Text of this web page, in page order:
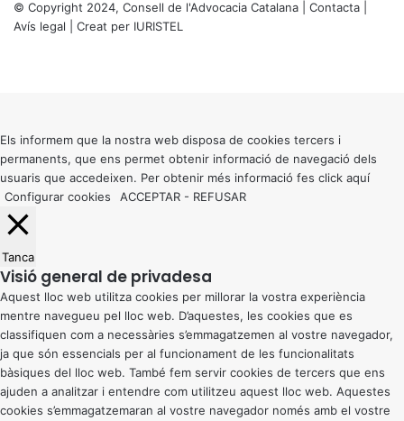
© Copyright 2024, Consell de l'Advocacia Catalana | Contacta
Avís legal | Creat per IURISTEL
button
Els informem que la nostra web disposa de cookies tercers i
permanents, que ens permet obtenir informació de navegació dels
usuaris que accedeixen. Per obtenir més informació fes click aquí
Configurar cookies
ACCEPTAR - REFUSAR
Tanca
Visió general de privadesa
Aquest lloc web utilitza cookies per millorar la vostra experiència
mentre navegueu pel lloc web. D’aquestes, les cookies que es
classifiquen com a necessàries s’emmagatzemen al vostre navegador,
ja que són essencials per al funcionament de les funcionalitats
bàsiques del lloc web. També fem servir cookies de tercers que ens
ajuden a analitzar i entendre com utilitzeu aquest lloc web. Aquestes
cookies s’emmagatzemaran al vostre navegador només amb el vostre